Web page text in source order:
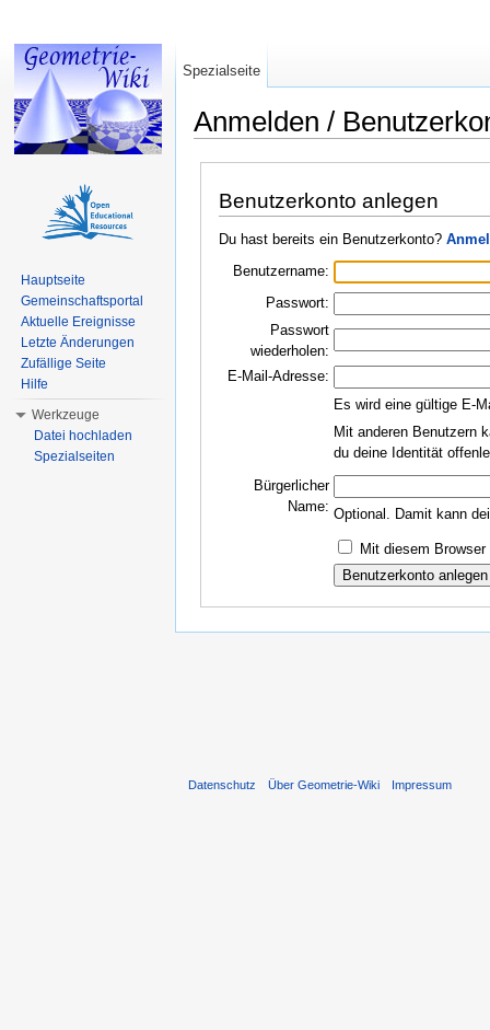
Anmelden /
Benutzerkonto anlegen
Du hast bereits ein Benutzerkonto?
Benutzername:
Passwort:
Passwort
wiederholen:
E-Mail-Adresse:
Es wird eine gültige E-
Mit anderen Benutzern
du deine Identität
Bürgerlicher
Name: Optional. Damit kann
Mit diesem
Spezialseite
Hauptseite
Gemeinschaftsportal
Aktuelle Ereignisse
Letzte Änderungen
Zufällige Seite
Hilfe
Werkzeuge
Datei hochladen
Spezialseiten
Datenschutz Über Geometrie-Wiki Impressum